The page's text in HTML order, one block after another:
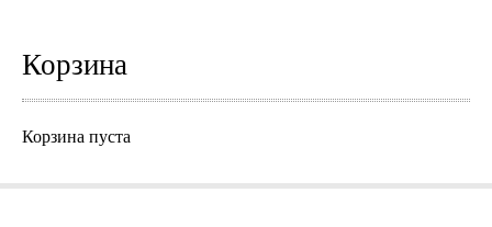
Корзина
Корзина пуста